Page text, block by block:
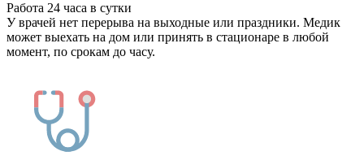
Работа 24 часа в сутки
У врачей нет перерыва на выходные или праздники. Медик
может выехать на дом или принять в стационаре в любой
момент, по срокам до часу.